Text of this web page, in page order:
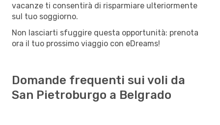
vacanze ti consentirà di risparmiare ulteriormente
sul tuo soggiorno.
Non lasciarti sfuggire questa opportunità: prenota
ora il tuo prossimo viaggio con eDreams!
Domande frequenti sui voli da
San Pietroburgo a Belgrado